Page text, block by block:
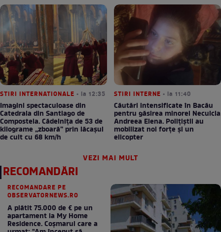
STIRI INTERNATIONALE • la 12:35
Imagini spectaculoase din
Catedrala din Santiago de
Compostela. Cădelnița de 53 de
kilograme „zboară” prin lăcașul
de cult cu 68 km/h
STIRI INTERNE • la 11:40
Căutări intensificate în Bacău
pentru găsirea minorei Neculcia
Andreea Elena. Polițiștii au
mobilizat noi forțe și un
elicopter
VEZI MAI MULT
RECOMANDĂRI
RECOMANDARE PE
OBSERVATORNEWS.RO
A plătit 75.000 de € pe un
apartament la My Home
Residence. Coşmarul care a